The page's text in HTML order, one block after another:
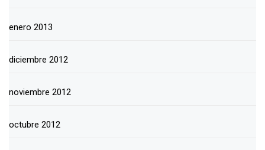
enero 2013
diciembre 2012
noviembre 2012
octubre 2012